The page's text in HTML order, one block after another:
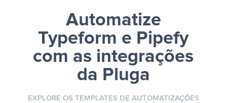
Automatize
Typeform e Pipefy
com as integrações
da Pluga
EXPLORE OS TEMPLATES DE AUTOMATIZAÇÕES